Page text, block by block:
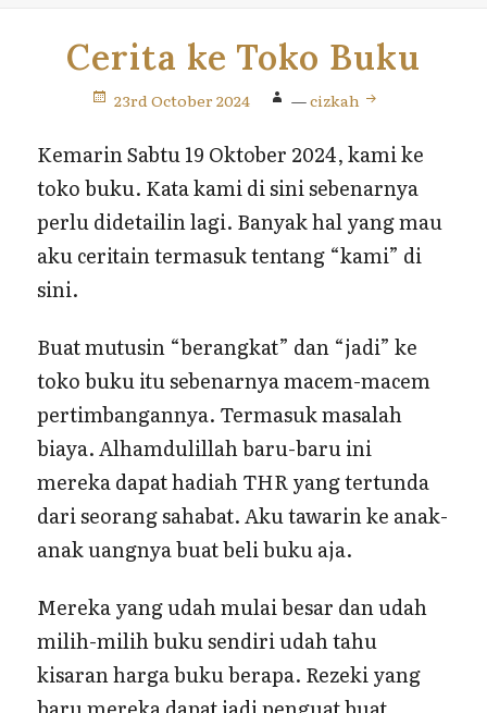
Cerita ke Toko Buku
23rd October 2024 —cizkah
Kemarin Sabtu 19 Oktober 2024, kami ke
toko buku. Kata kami di sini sebenarnya
perlu didetailin lagi. Banyak hal yang mau
aku ceritain termasuk tentang “kami” di
sini.
Buat mutusin “berangkat” dan “jadi” ke
toko buku itu sebenarnya macem-macem
pertimbangannya. Termasuk masalah
biaya. Alhamdulillah baru-baru ini
mereka dapat hadiah THR yang tertunda
dari seorang sahabat. Aku tawarin ke anak-
anak uangnya buat beli buku aja.
Mereka yang udah mulai besar dan udah
milih-milih buku sendiri udah tahu
kisaran harga buku berapa. Rezeki yang